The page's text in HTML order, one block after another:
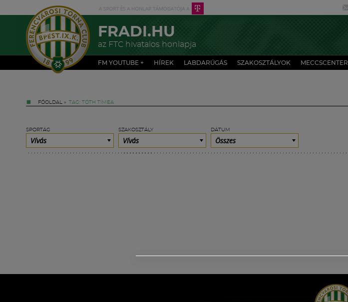
FRADI.HU
az FTC hivatalos honlapja
FM YOUTUBE + HÍREK LABDARÚGÁS SZAKOSZTÁLYOK MECCSCENTER
FŐOLDAL » TAG: TÓTH TÍMEA
SPORTÁG
Vívás
SZAKOSZTÁLY
Vívás
DÁTUM
Összes